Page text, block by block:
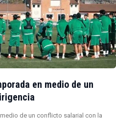
en medio de un
de un conflicto salarial con la